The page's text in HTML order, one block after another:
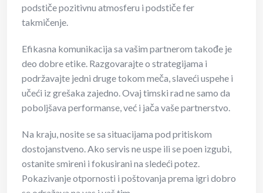
podstiče pozitivnu atmosferu i podstiče fer
takmičenje.
Efikasna komunikacija sa vašim partnerom takođe je
deo dobre etike. Razgovarajte o strategijama i
podržavajte jedni druge tokom meča, slaveći uspehe i
učeći iz grešaka zajedno. Ovaj timski rad ne samo da
poboljšava performanse, već i jača vaše partnerstvo.
Na kraju, nosite se sa situacijama pod pritiskom
dostojanstveno. Ako servis ne uspe ili se poen izgubi,
ostanite smireni i fokusirani na sledeći potez.
Pokazivanje otpornosti i poštovanja prema igri dobro